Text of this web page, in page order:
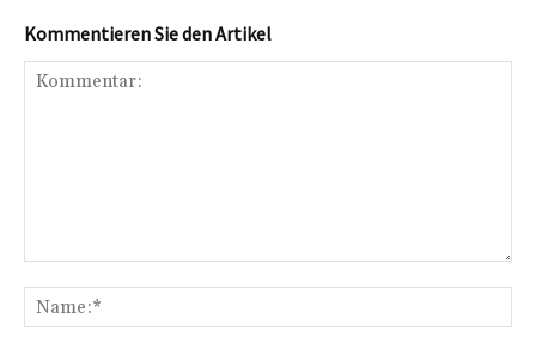
Kommentieren Sie den Artikel